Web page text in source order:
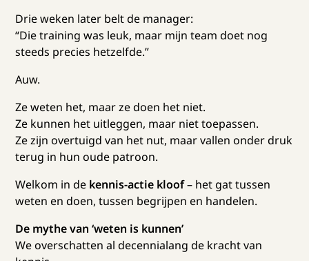
Drie weken later belt de manager:
“Die training was leuk, maar mijn team doet nog
steeds precies hetzelfde.”
Auw.
Ze weten het, maar ze doen het niet.
Ze kunnen het uitleggen, maar niet toepassen.
Ze zijn overtuigd van het nut, maar vallen onder druk
terug in hun oude patroon.
Welkom in de kennis-actie kloof– het gat tussen
weten en doen, tussen begrijpen en handelen.
De mythe van ‘weten is kunnen’
We overschatten al decennialang de kracht van